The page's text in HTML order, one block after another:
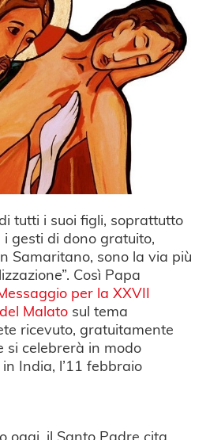
tutti i suoi figli, soprattutto
gesti di dono gratuito,
Samaritano, sono la via più
Così Papa
per la XXVII
Malato sul tema
ricevuto, gratuitamente
si celebrerà in modo
India, l’11 febbraio
oggi, il Santo Padre cita